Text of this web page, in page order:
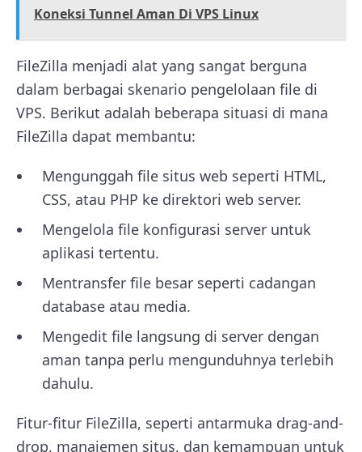
Koneksi Tunnel Aman Di VPS Linux
FileZilla menjadi alat yang sangat berguna
dalam berbagai skenario pengelolaan file di
VPS. Berikut adalah beberapa situasi di mana
FileZilla dapat membantu:
Mengunggah file situs web seperti HTML,
CSS, atau PHP ke direktori web server.
Mengelola file konfigurasi server untuk
aplikasi tertentu.
Mentransfer file besar seperti cadangan
database atau media.
Mengedit file langsung di server dengan
aman tanpa perlu mengunduhnya terlebih
dahulu.
Fitur-fitur FileZilla, seperti antarmuka drag-and-
drop, manajemen situs, dan kemampuan untuk